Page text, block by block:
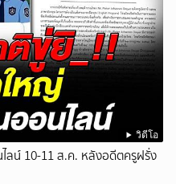
วิดีโอ
ลน์ 10-11 ส.ค. หลังอดีตครูฝรั่ง